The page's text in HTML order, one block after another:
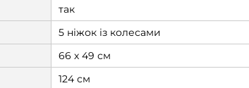
так
5 ніжок із колесами
66 х 49 см
124 см